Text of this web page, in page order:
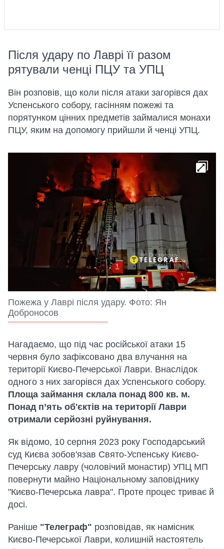
Після удару по Лаврі її разом
рятували ченці ПЦУ та УПЦ
Він розповів, що коли після атаки загорівся дах
Успенського собору, гасінням пожежі та
порятунком цінних предметів займалися монахи
ПЦУ, яким на допомогу прийшли й ченці УПЦ.
Пожежа у Лаврі після удару. Фото: Ян
Доброносов
Нагадаємо, що під час російської атаки 15
червня було зафіксовано два влучання на
території Києво-Печерської Лаври. Внаслідок
одного з них загорівся дах Успенського собору.
Площа займання склала понад 800 кв. м.
Понад п’ять об'єктів на території Лаври
отримали серйозні руйнування.
Як відомо, 10 серпня 2023 року Господарський
суд Києва зобов'язав Свято-Успенську Києво-
Печерську лавру (чоловічий монастир) УПЦ МП
повернути майно Національному заповіднику
"Києво-Печерська лавра". Проте процес триває й
досі.
Раніше "Телеграф" розповідав, як намісник
Києво-Печерської Лаври, колишній настоятель